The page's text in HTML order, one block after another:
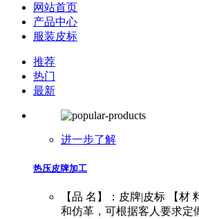
网站首页
产品中心
服装皮标
推荐
热门
最新
进一步了解
热压皮牌加工
【品 名】：皮牌|皮标 【材
和仿革，可根据客人要求定